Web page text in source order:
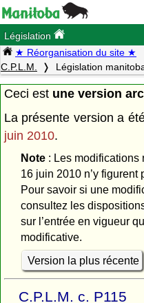
Législation
★ Réorganisation du site ★
C.P.L.M.
Législation
Ceci est une version
La présente version a
juin 2010.
Note: Les modifications
16 juin 2010 n’y figurent
Pour savoir si une
consultez les
sur l’entrée en vigueur
modificative.
Version la plus récente
C.P.L.M. c. P115